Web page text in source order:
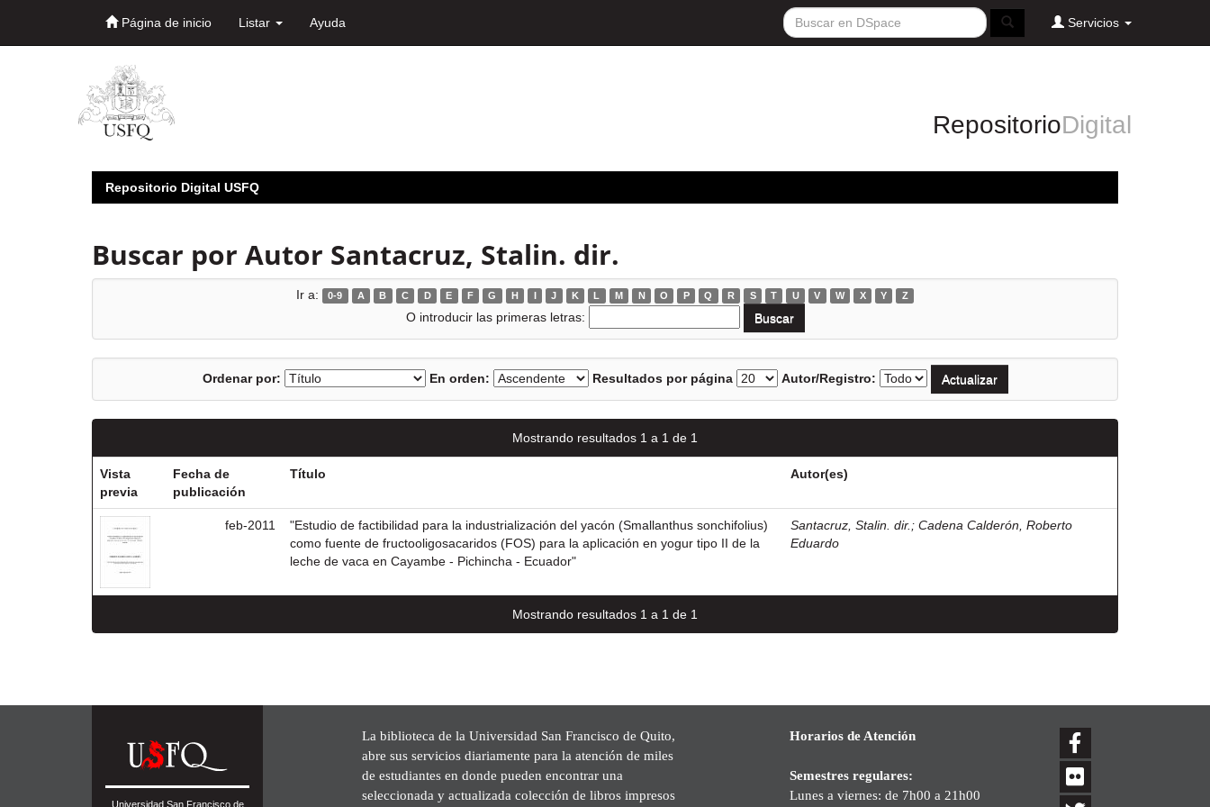
Página de inicio Listar Ayuda Servicios
RepositorioDigital
Repositorio Digital USFQ
Buscar por Autor Santacruz, Stalin. dir.
Ir a: 0-9 A B C D E F G H I J K L M N O P Q R S T U V W X Y Z
O introducir las primeras letras:
Ordenar por: En orden: Resultados por página Autor/Registro:
Mostrando resultados 1 a 1 de 1
Vista
previa
Fecha de
publicación
Título Autor(es)
feb-2011
"Estudio de factibilidad para la industrialización del yacón (Smallanthus sonchifolius)
como fuente de fructooligosacaridos (FOS) para la aplicación en yogur tipo II de la
leche de vaca en Cayambe - Pichincha - Ecuador"
Santacruz, Stalin. dir. ; Cadena Calderón, Roberto
Eduardo
Mostrando resultados 1 a 1 de 1
Universidad San Francisco de
La biblioteca de la Universidad San Francisco de Quito,
abre sus servicios diariamente para la atención de miles
de estudiantes en donde pueden encontrar una
seleccionada y actualizada colección de libros impresos
Horarios de Atención
Semestres regulares:
Lunes a viernes: de 7h00 a 21h00